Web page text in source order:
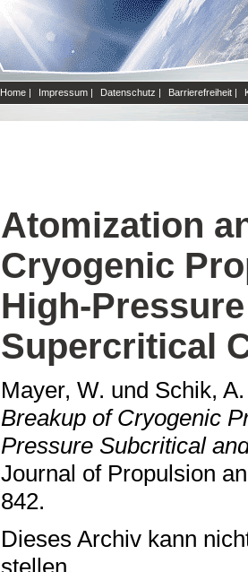
Home | Impressum | Datenschutz | Barrierefreiheit |
Atomization
Cryogenic
High-
Supercritical
Mayer, W. und Schik, A.
Breakup of Cryogenic
Pressure Subcritical
Journal of Propulsion
842.
Dieses Archiv kann
stellen.